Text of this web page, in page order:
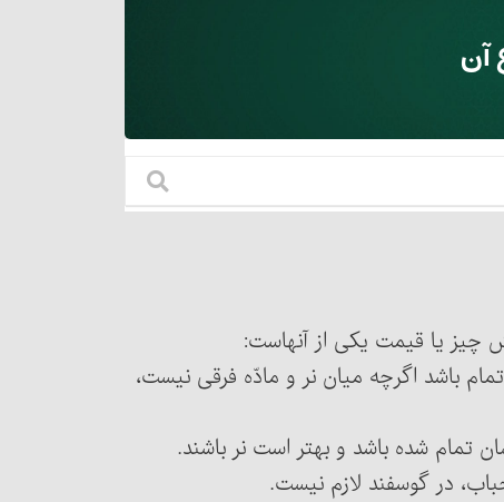
آن‏
باشد اگرچه میان نر و مادّه فرقی نیست،